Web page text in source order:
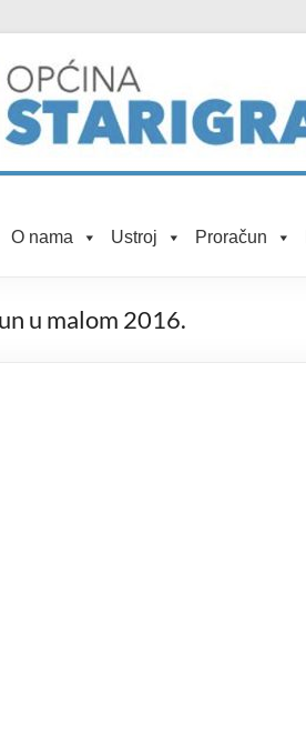
O nama Ustroj Proračun
u malom 2016.